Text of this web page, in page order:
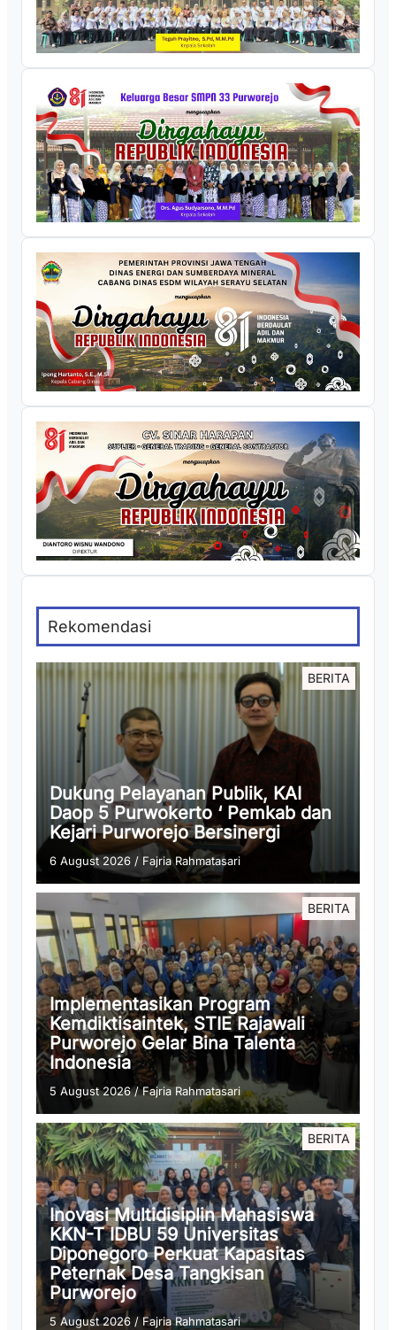
Rekomendasi
BERITA
Dukung Pelayanan Publik, KAI
Daop 5 Purwokerto ‘ Pemkab dan
Kejari Purworejo Bersinergi
6 August 2026 / Fajria Rahmatasari
BERITA
Implementasikan Program
Kemdiktisaintek, STIE Rajawali
Purworejo Gelar Bina Talenta
Indonesia
5 August 2026/Fajria Rahmatasari
BERITA
Inovasi Multidisiplin Mahasiswa
KKN-T IDBU 59 Universitas
Diponegoro Perkuat Kapasitas
Peternak Desa Tangkisan
Purworejo
5 August 2026 /Fajria Rahmatasari